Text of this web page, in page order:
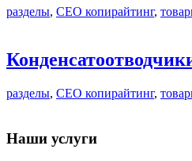
разделы, СЕО копирайтинг,
разделы, СЕО копирайтинг,
Наши услуги